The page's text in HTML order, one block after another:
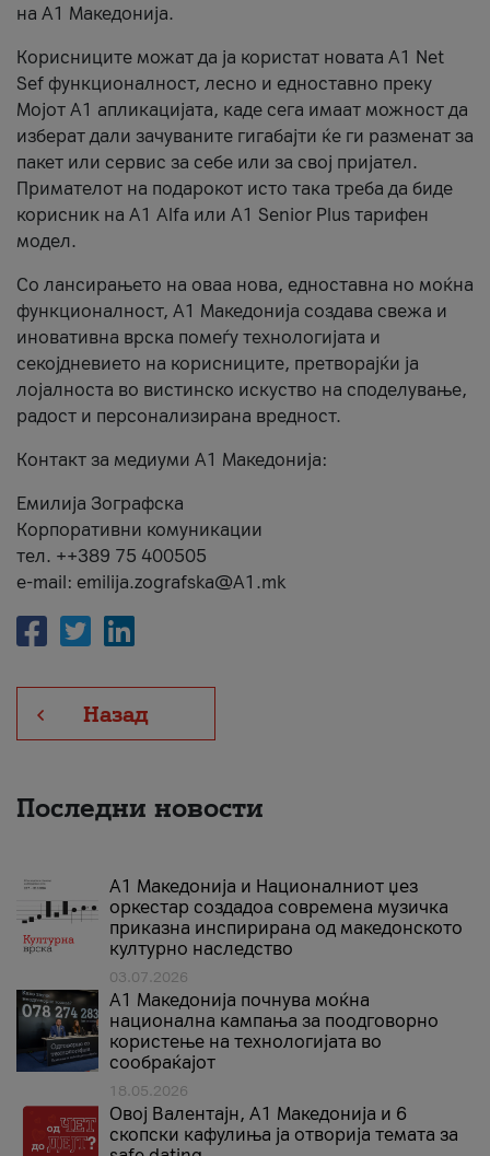
на А1 Македонија.
Корисниците можат да ја користат новата А1 Net
Sef функционалност, лесно и едноставно преку
Мојот А1 апликацијата, каде сега имаат можност да
изберат дали зачуваните гигабајти ќе ги разменат за
пакет или сервис за себе или за свој пријател.
Примателот на подарокот исто така треба да биде
корисник на А1 Alfa или A1 Senior Plus тарифен
модел.
Со лансирањето на оваа нова, едноставна но моќна
функционалност, А1 Македонија создава свежа и
иновативна врска помеѓу технологијата и
секојдневието на корисниците, претворајќи ја
лојалноста во вистинско искуство на споделување,
радост и персонализирана вредност.
Контакт за медиуми А1 Македонија:
Емилија Зографска
Корпоративни комуникации
тел. ++389 75 400505
e-mail: emilija.zografska@A1.mk
Назад
Последни новости
А1 Македонија и Националниот џез
оркестар создадоа современа музичка
приказна инспирирана од македонското
културно наследство
03.07.2026
A1 Македонија почнува моќна
национална кампања за поодговорно
користење на технологијата во
сообраќајот
18.05.2026
Овој Валентајн, A1 Македонија и 6
скопски кафулиња ја отворија темата за